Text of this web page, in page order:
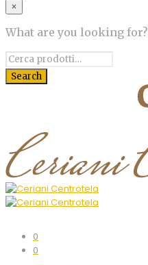
×
What are you looking for?
0
0